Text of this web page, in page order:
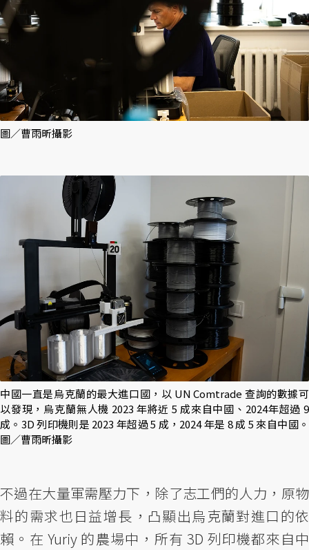
圖／曹雨昕攝影
中國一直是烏克蘭的最大進口國，以 UN Comtrade 查詢的數據可
以發現，烏克蘭無人機 2023 年將近 5 成來自中國、2024年超過 9
成。3D 列印機則是 2023 年超過 5 成，2024 年是 8 成 5 來自中國。
圖／曹雨昕攝影
不過在大量軍需壓力下，除了志工們的人力，原物
料的需求也日益增長，凸顯出烏克蘭對進口的依
賴。在 Yuriy 的農場中，所有 3D 列印機都來自中